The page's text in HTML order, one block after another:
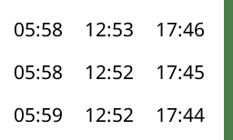
05:58 12:53 17:46
05:58 12:52 17:45
05:59 12:52 17:44